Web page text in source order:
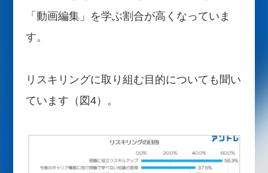
「動画編集」を学ぶ割合が高くなっていま
す。
リスキリングに取り組む目的についても聞い
ています（図4）。